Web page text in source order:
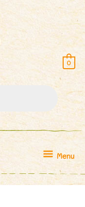
0
Menu
Menu